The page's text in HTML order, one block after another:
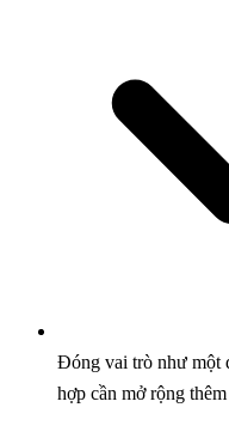
Đóng vai trò như một
hợp cần mở rộng